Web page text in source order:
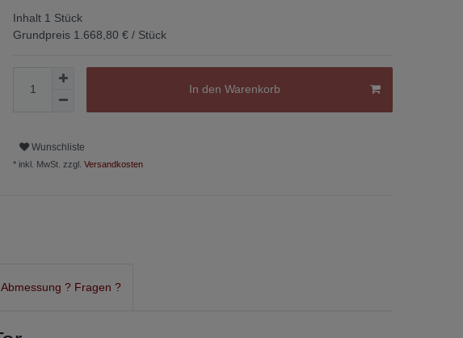
Inhalt 1 Stück
Grundpreis 1.668,80 € / Stück
In den Warenkorb
Wunschliste
* inkl. MwSt. zzgl. Versandkosten
? Fragen ?